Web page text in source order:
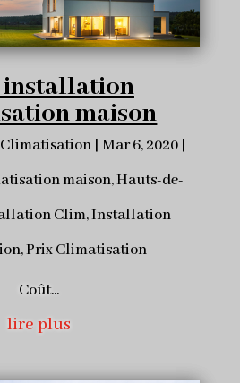
installation
maison
|Mar 6, 2020 |
maison,Hauts-de-
Clim,Installation
,Prix Climatisation
Coût...
lire plus